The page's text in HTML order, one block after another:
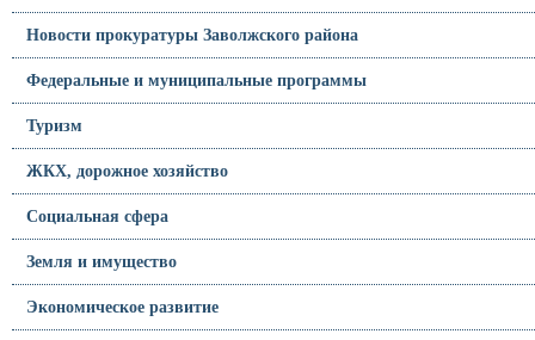
Новости прокуратуры Заволжского района
Федеральные и муниципальные программы
Туризм
ЖКХ, дорожное хозяйство
Социальная сфера
Земля и имущество
Экономическое развитие